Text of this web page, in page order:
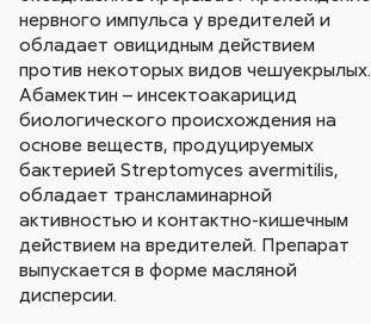
нервного импульса у вредителей и
обладает овицидным действием
против некоторых видов чешуекрылых.
Абамектин – инсектоакарицид
биологического происхождения на
основе веществ, продуцируемых
бактерией Streptomyces avermitilis,
обладает трансламинарной
активностью и контактно-кишечным
действием на вредителей. Препарат
выпускается в форме масляной
дисперсии.